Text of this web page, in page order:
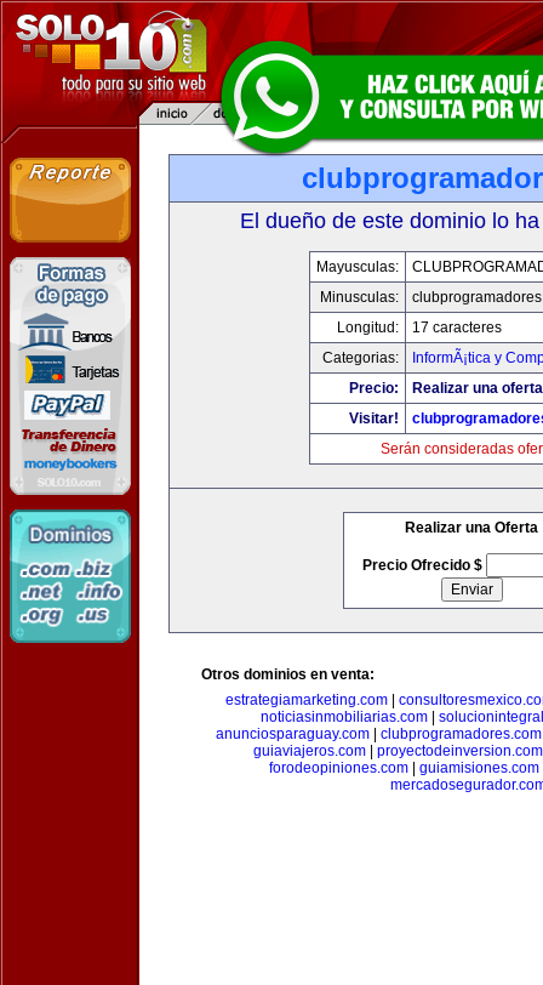
El dueño de este dominio lo
Mayusculas:
Minusculas:
Longitud:
17 caracteres
Categorias:
InformÃ¡tica y
Precio:
Realizar una
Visitar!
Serán consideradas
Realizar una Oferta
Precio Ofrecido $
Otros dominios en venta:
estrategiamarketing.com|
noticiasinmobiliarias.com
anunciosparaguay.com
clubprogramadores.com
guiaviajeros.com| proyectodeinversion.com
forodeopiniones.com
guiamisiones.com